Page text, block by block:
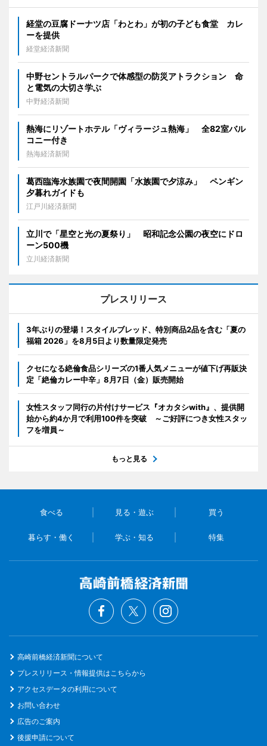
経堂の豆腐ドーナツ店「わとわ」が初の子ども食堂 カレ
ーを提供
経堂経済新聞
中野セントラルパークで体感型の防災アトラクション 命
と電気の大切さ学ぶ
中野経済新聞
熱海にリゾートホテル「ヴィラージュ熱海」 全82室バル
コニー付き
熱海経済新聞
葛西臨海水族園で夜間開園「水族園で夕涼み」 ペンギン
夕暮れガイドも
江戸川経済新聞
立川で「星空と光の夏祭り」 昭和記念公園の夜空にドロ
ーン500機
立川経済新聞
プレスリリース
3年ぶりの登場！スタイルブレッド、特別商品2品を含む「夏の
福箱 2026」を8月5日より数量限定発売
クセになる絶倫食品シリーズの1番人気メニューが値下げ再販決
定「絶倫カレー中辛」8月7日（金）販売開始
女性スタッフ同行の片付けサービス『オカタシwith』、提供開
始から約4か月で利用100件を突破 ～ご好評につき女性スタッ
フを増員～
もっと見る
食べる 見る・遊ぶ 買う
暮らす・働く 学ぶ・知る 特集
高崎前橋経済新聞について
プレスリリース・情報提供はこちらから
アクセスデータの利用について
お問い合わせ
広告のご案内
後援申請について